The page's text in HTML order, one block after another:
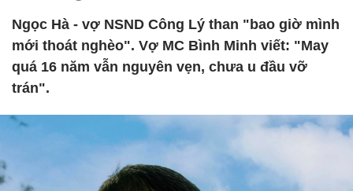
Ngọc Hà - vợ NSND Công Lý than "bao giờ mình
mới thoát nghèo". Vợ MC Bình Minh viết: "May
quá 16 năm vẫn nguyên vẹn, chưa u đầu vỡ
trán".